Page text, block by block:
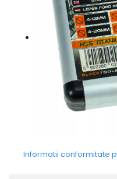
Informatii conformitate